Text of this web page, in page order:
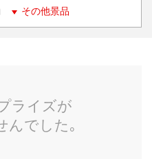
その他景品